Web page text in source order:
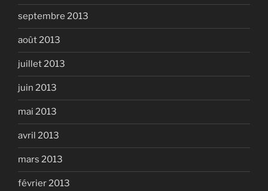
septembre 2013
août 2013
juillet 2013
juin 2013
mai 2013
avril 2013
mars 2013
février 2013